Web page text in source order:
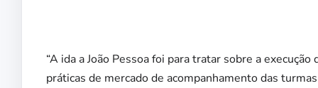
“A ida a João Pessoa foi para tratar sobre a
práticas de mercado de acompanhamento das